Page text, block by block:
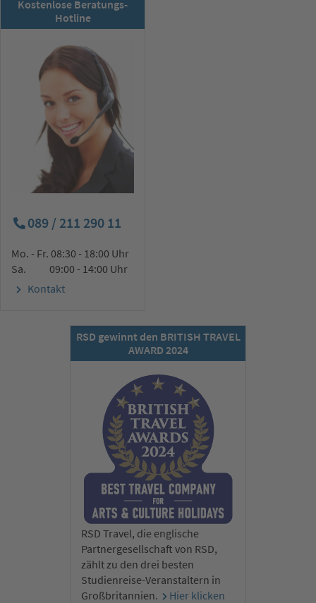
Kostenlose Beratungs-
Hotline
089 / 211 290 11
Mo. - Fr. 08:30 - 18:00 Uhr
Sa. 09:00 - 14:00 Uhr
Kontakt
RSD gewinnt den BRITISH TRAVEL
AWARD 2024
RSD Travel, die englische
Partnergesellschaft von RSD,
zählt zu den drei besten
Studienreise-Veranstaltern in
Großbritannien.
Hier klicken